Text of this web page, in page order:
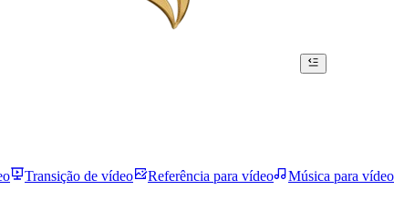
Transição de vídeo Referência para vídeo Música para vídeo